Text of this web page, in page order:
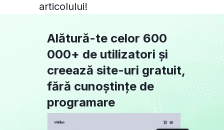
articolului!
Alătură-te celor 600
000+ de utilizatori și
creează site-uri gratuit,
fără cunoștințe de
programare